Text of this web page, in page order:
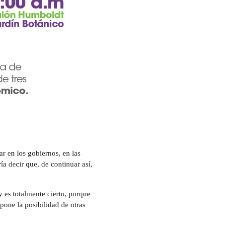
en los gobiernos, en las
decir que, de continuar así,
es totalmente cierto, porque
la posibilidad de otras